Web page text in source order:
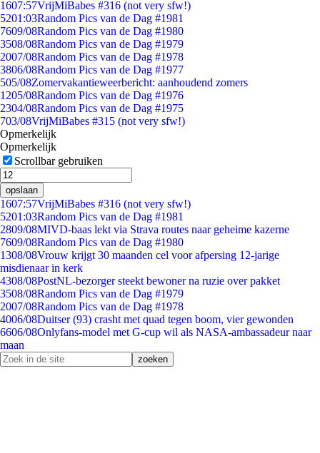
1607:57VrijMiBabes #316 (not very sfw!)
5201:03Random Pics van de Dag #1981
7609/08Random Pics van de Dag #1980
3508/08Random Pics van de Dag #1979
2007/08Random Pics van de Dag #1978
3806/08Random Pics van de Dag #1977
505/08Zomervakantieweerbericht: aanhoudend zomers
1205/08Random Pics van de Dag #1976
2304/08Random Pics van de Dag #1975
703/08VrijMiBabes #315 (not very sfw!)
Opmerkelijk
Opmerkelijk
Scrollbar gebruiken
opslaan
1607:57VrijMiBabes #316 (not very sfw!)
5201:03Random Pics van de Dag #1981
2809/08MIVD-baas lekt via Strava routes naar geheime kazerne
7609/08Random Pics van de Dag #1980
1308/08Vrouw krijgt 30 maanden cel voor afpersing 12-jarige
misdienaar in kerk
4308/08PostNL-bezorger steekt bewoner na ruzie over pakket
3508/08Random Pics van de Dag #1979
2007/08Random Pics van de Dag #1978
4006/08Duitser (93) crasht met quad tegen boom, vier gewonden
6606/08Onlyfans-model met G-cup wil als NASA-ambassadeur naar
maan